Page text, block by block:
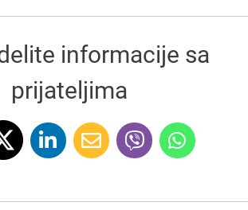
informacije sa
prijateljima